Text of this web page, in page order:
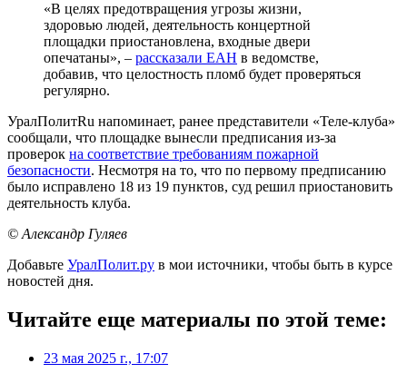
«В целях предотвращения угрозы жизни,
здоровью людей, деятельность концертной
площадки приостановлена, входные двери
опечатаны», – рассказали ЕАН в ведомстве,
добавив, что целостность пломб будет проверяться
регулярно.
УралПолитRu напоминает, ранее представители «Теле-клуба»
сообщали, что площадке вынесли предписания из-за
проверок на соответствие требованиям пожарной
безопасности. Несмотря на то, что по первому предписанию
было исправлено 18 из 19 пунктов, суд решил приостановить
деятельность клуба.
© Александр Гуляев
Добавьте УралПолит.ру в мои источники, чтобы быть в курсе
новостей дня.
Читайте еще материалы по этой теме:
23 мая 2025 г., 17:07